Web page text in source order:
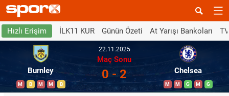
Hızlı Erişim İLK11 KUR Günün Özeti At Yarışı Bankoları
Burnley
M B M M B
22.11.2025
Maç Sonu
0 - 2 Chelsea
M M G M G